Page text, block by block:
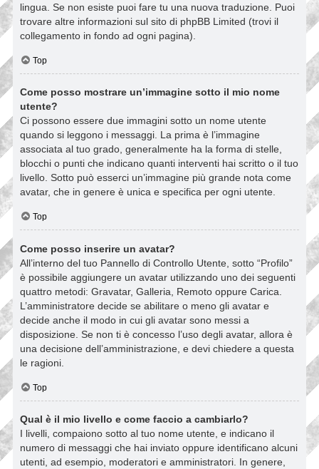
lingua. Se non esiste puoi fare tu una nuova traduzione. Puoi
trovare altre informazioni sul sito di phpBB Limited (trovi il
collegamento in fondo ad ogni pagina).
Top
Come posso mostrare un’immagine sotto il mio nome
utente?
Ci possono essere due immagini sotto un nome utente
quando si leggono i messaggi. La prima è l’immagine
associata al tuo grado, generalmente ha la forma di stelle,
blocchi o punti che indicano quanti interventi hai scritto o il tuo
livello. Sotto può esserci un’immagine più grande nota come
avatar, che in genere è unica e specifica per ogni utente.
Top
Come posso inserire un avatar?
All’interno del tuo Pannello di Controllo Utente, sotto “Profilo”
è possibile aggiungere un avatar utilizzando uno dei seguenti
quattro metodi: Gravatar, Galleria, Remoto oppure Carica.
L’amministratore decide se abilitare o meno gli avatar e
decide anche il modo in cui gli avatar sono messi a
disposizione. Se non ti è concesso l’uso degli avatar, allora è
una decisione dell’amministrazione, e devi chiedere a questa
le ragioni.
Top
Qual è il mio livello e come faccio a cambiarlo?
I livelli, compaiono sotto al tuo nome utente, e indicano il
numero di messaggi che hai inviato oppure identificano alcuni
utenti, ad esempio, moderatori e amministratori. In genere,